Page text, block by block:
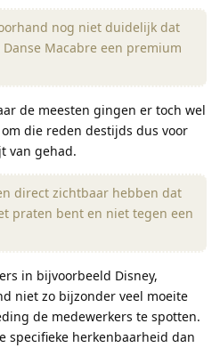
nog niet duidelijk dat
Macabre een premium
de meesten gingen er toch wel
die reden destijds dus voor
van gehad.
direct zichtbaar hebben dat
praten bent en niet tegen een
in bijvoorbeeld Disney,
niet zo bijzonder veel moeite
de medewerkers te spotten.
specifieke herkenbaarheid dan